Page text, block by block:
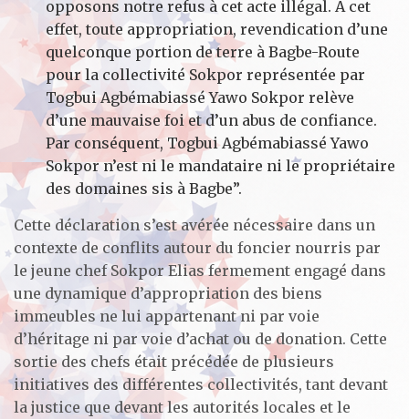
opposons notre refus à cet acte illégal. A cet
effet, toute appropriation, revendication d’une
quelconque portion de terre à Bagbe-Route
pour la collectivité Sokpor représentée par
Togbui Agbémabiassé Yawo Sokpor relève
d’une mauvaise foi et d’un abus de confiance.
Par conséquent, Togbui Agbémabiassé Yawo
Sokpor n’est ni le mandataire ni le propriétaire
des domaines sis à Bagbe”.
Cette déclaration s’est avérée nécessaire dans un
contexte de conflits autour du foncier nourris par
le jeune chef Sokpor Elias fermement engagé dans
une dynamique d’appropriation des biens
immeubles ne lui appartenant ni par voie
d’héritage ni par voie d’achat ou de donation. Cette
sortie des chefs était précédée de plusieurs
initiatives des différentes collectivités, tant devant
la justice que devant les autorités locales et le